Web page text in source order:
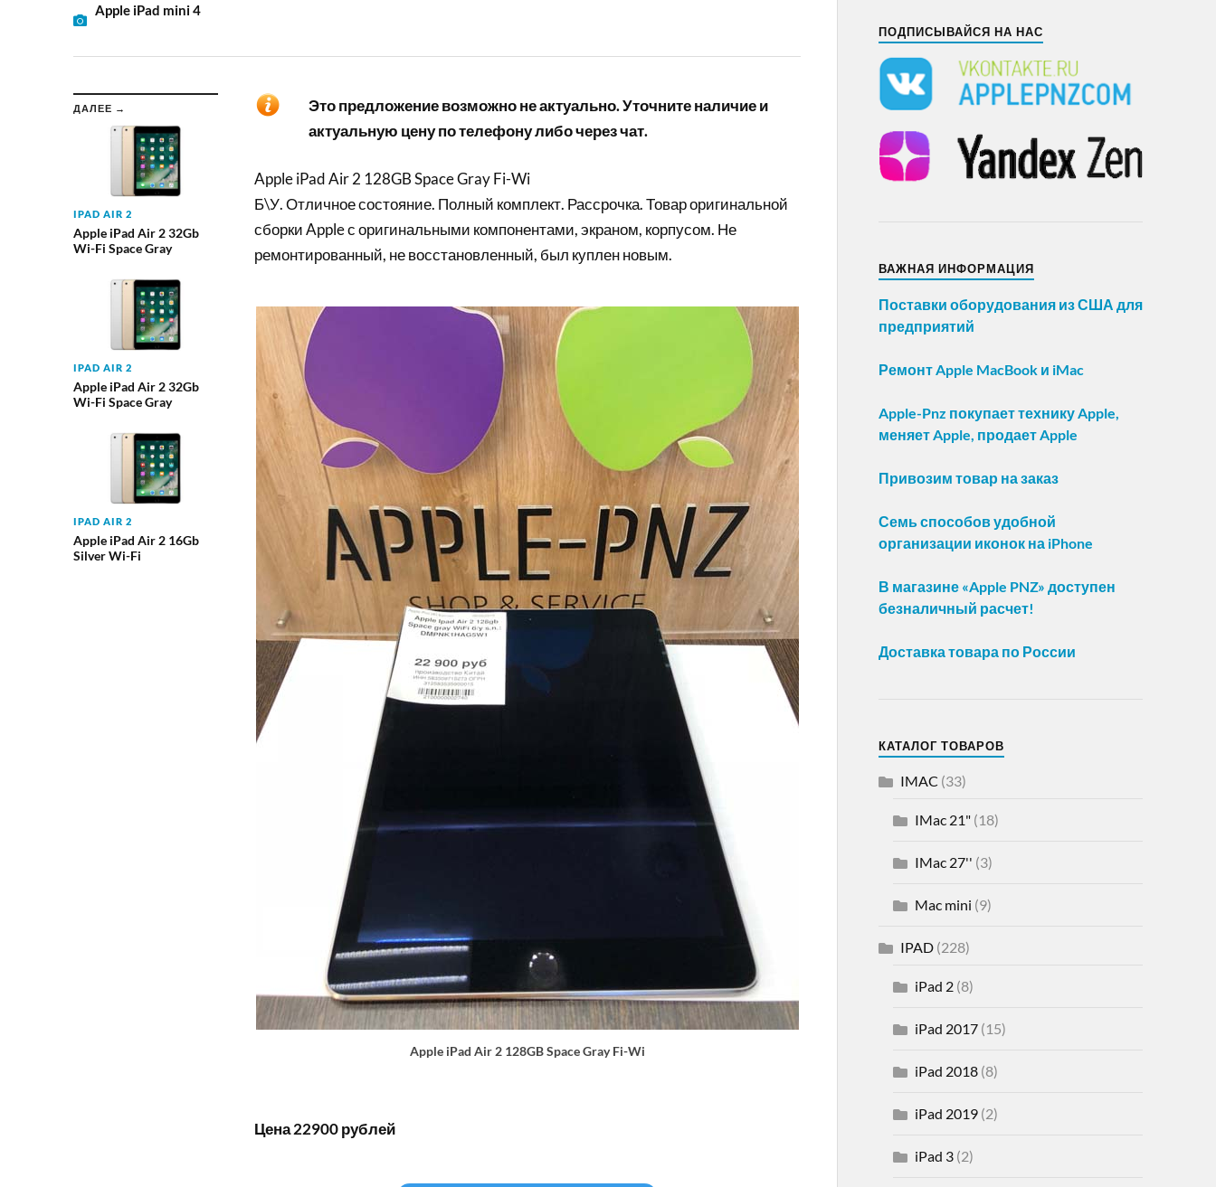
Apple iPad mini 4
ДАЛЕЕ →
IPAD AIR 2
Apple iPad Air 2 32Gb
Wi-Fi Space Gray
IPAD AIR 2
Apple iPad Air 2 32Gb
Wi-Fi Space Gray
IPAD AIR 2
Apple iPad Air 2 16Gb
Silver Wi-Fi
Это предложение возможно не актуально. Уточните наличие и
актуальную цену по телефону либо через чат.
Apple iPad Air 2 128GB Space Gray Fi-Wi
Б\У. Отличное состояние. Полный комплект. Рассрочка. Товар оригинальной
сборки Apple с оригинальными компонентами, экраном, корпусом. Не
ремонтированный, не восстановленный, был куплен новым.
Apple iPad Air 2 128GB Space Gray Fi-Wi
Цена 22900 рублей
ПОДПИСЫВАЙСЯ НА НАС
ВАЖНАЯ ИНФОРМАЦИЯ
Поставки оборудования из США для
предприятий
Ремонт Apple MacBook и iMac
Apple-Pnz покупает технику Apple,
меняет Apple, продает Apple
Привозим товар на заказ
Семь способов удобной
организации иконок на iPhone
В магазине «Apple PNZ» доступен
безналичный расчет!
Доставка товара по России
КАТАЛОГ ТОВАРОВ
IMAC (33)
IMac 21"(18)
IMac 27'' (3)
Mac mini (9)
IPAD(228)
iPad 2(8)
iPad 2017(15)
iPad 2018(8)
iPad 2019(2)
iPad 3(2)